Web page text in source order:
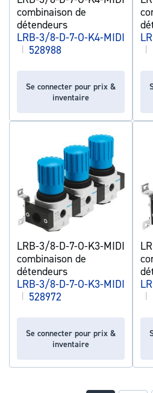
combinaison de
détendeurs
LRB-3/8-D-7-O-K4-MIDI
| 528988
Se connecter pour prix &
inventaire
|
LRB-3/8-D-7-O-K3-MIDI
combinaison de
détendeurs
LRB-3/8-D-7-O-K3-MIDI
| 528972
Se connecter pour prix &
inventaire
|